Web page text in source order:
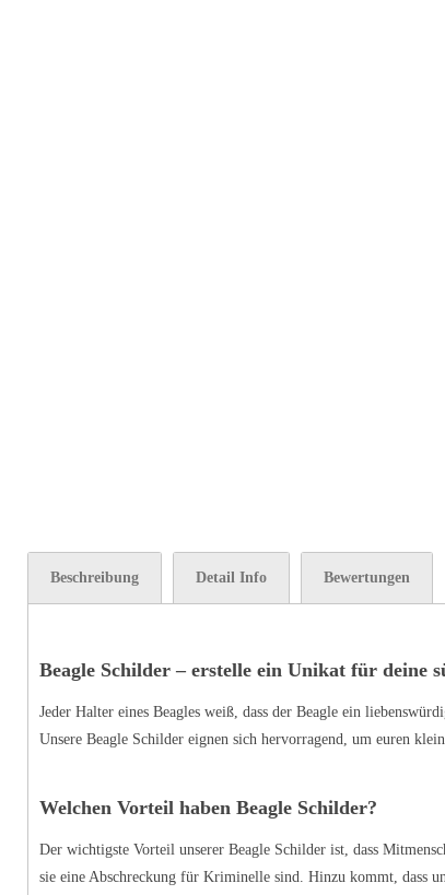
Beschreibung Detail Info Bewertungen
Beagle Schilder – erstelle ein Unikat für deine
Jeder Halter eines Beagles weiß, dass der Beagle ein
Unsere Beagle Schilder eignen sich hervorragend, um euren
Welchen Vorteil haben Beagle Schilder?
Der wichtigste Vorteil unserer Beagle Schilder ist, dass
sie eine Abschreckung für Kriminelle sind. Hinzu kommt, dass